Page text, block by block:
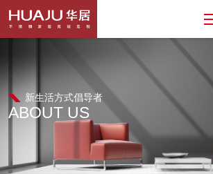
新生活方式倡导者
ABOUT US